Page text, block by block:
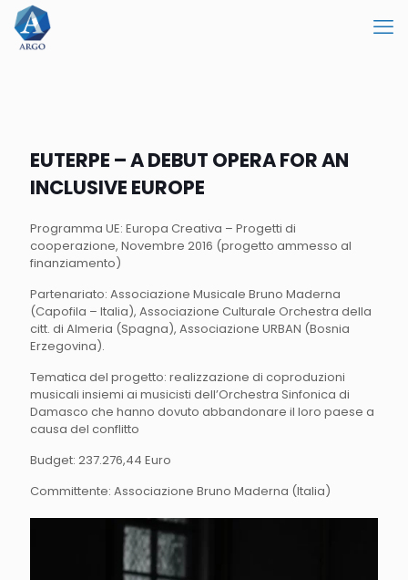
EUTERPE – A DEBUT OPERA FOR AN
INCLUSIVE EUROPE
Programma UE: Europa Creativa – Progetti di
cooperazione, Novembre 2016 (progetto ammesso al
finanziamento)
Partenariato: Associazione Musicale Bruno Maderna
(Capofila – Italia), Associazione Culturale Orchestra della
citt. di Almeria (Spagna), Associazione URBAN (Bosnia
Erzegovina).
Tematica del progetto: realizzazione di coproduzioni
musicali insiemi ai musicisti dell’Orchestra Sinfonica di
Damasco che hanno dovuto abbandonare il loro paese a
causa del conflitto
Budget: 237.276,44 Euro
Committente: Associazione Bruno Maderna (Italia)